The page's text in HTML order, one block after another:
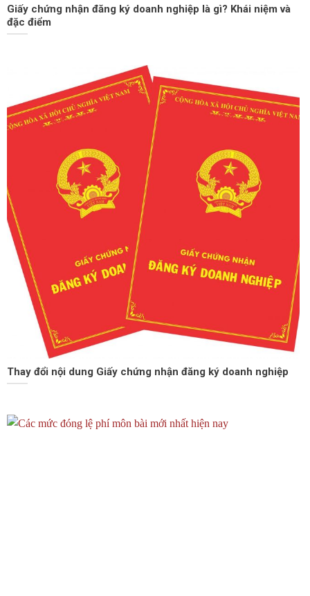
Giấy chứng nhận đăng ký doanh nghiệp là gì? Khái niệm và
đặc điểm
Thay đổi nội dung Giấy chứng nhận đăng ký doanh nghiệp